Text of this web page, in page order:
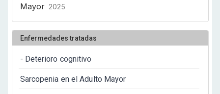
Mayor 2025
Enfermedades tratadas
- Deterioro cognitivo
Sarcopenia en el Adulto Mayor